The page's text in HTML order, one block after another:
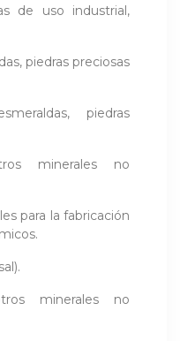
de uso industrial,
piedras preciosas
piedras
minerales no
para la fabricación
minerales no